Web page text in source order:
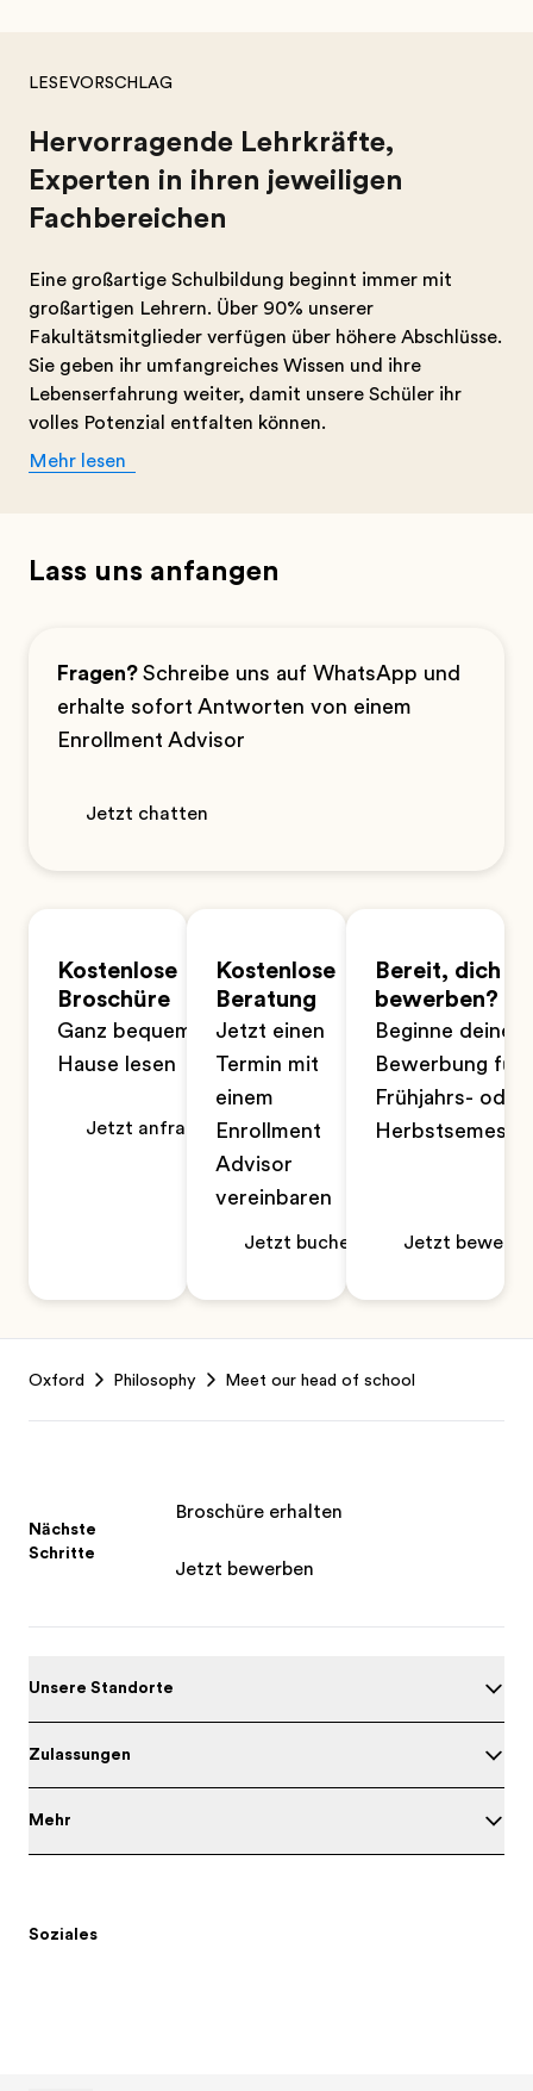
LESEVORSCHLAG
Hervorragende Lehrkräfte,
Experten in ihren jeweiligen
Fachbereichen
Eine großartige Schulbildung beginnt immer mit
großartigen Lehrern. Über 90% unserer
Fakultätsmitglieder verfügen über höhere Abschlüsse.
Sie geben ihr umfangreiches Wissen und ihre
Lebenserfahrung weiter, damit unsere Schüler ihr
volles Potenzial entfalten können.
Mehr lesen
Lass uns anfangen
Fragen? Schreibe uns auf WhatsApp und
erhalte sofort Antworten von einem
Enrollment Advisor
Jetzt chatten
Kostenlose
Broschüre
Ganz bequem zu
Hause lesen
Jetzt anfragen
Kostenlose
Beratung
Jetzt einen
Termin mit
einem
Enrollment
Advisor
vereinbaren
Jetzt buchen
Bereit, dich zu
bewerben?
Beginne deine
Bewerbung für
Frühjahrs- oder
Jetzt
Oxford Philosophy Meet our head of school
Nächste
Schritte
Broschüre erhalten
Jetzt bewerben
Unsere Standorte
Zulassungen
Mehr
Soziales